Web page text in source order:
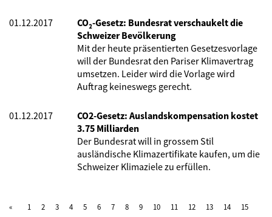
01.12.2017
CO₂-Gesetz: Bundesrat verschaukelt die
Schweizer Bevölkerung
Mit der heute präsentierten Gesetzesvorlage
will der Bundesrat den Pariser Klimavertrag
umsetzen. Leider wird die Vorlage wird
Auftrag keineswegs gerecht.
01.12.2017
CO2-Gesetz: Auslandskompensation kostet
3.75 Milliarden
Der Bundesrat will in grossem Stil
ausländische Klimazertifikate kaufen, um die
Schweizer Klimaziele zu erfüllen.
1 2 3 4 5 6 7 8 9 10 11 12 13 14
15